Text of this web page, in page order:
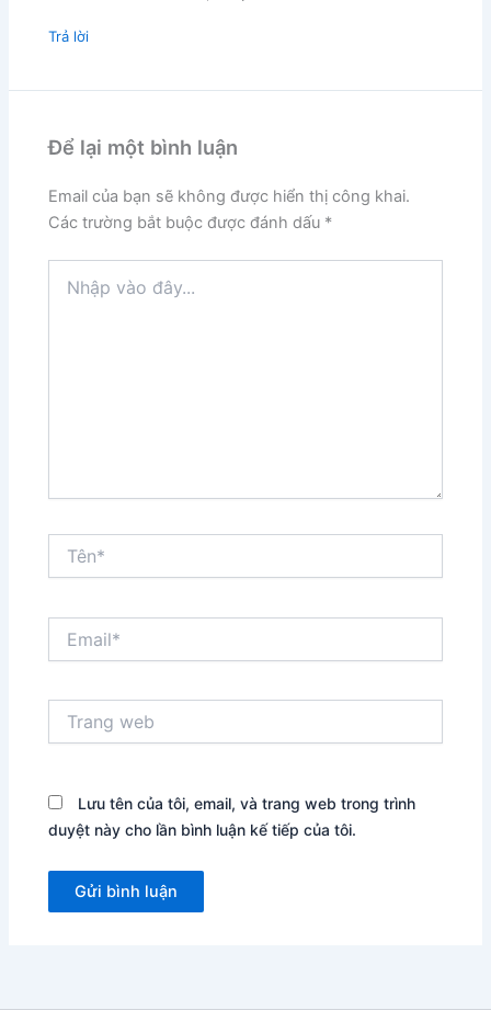
Trả lời
Để lại một bình luận
Email của bạn sẽ không được hiển thị công khai.
Các trường bắt buộc được đánh dấu *
vào
web
Lưu tên của tôi, email, và trang web trong trình
duyệt này cho lần bình luận kế tiếp của tôi.